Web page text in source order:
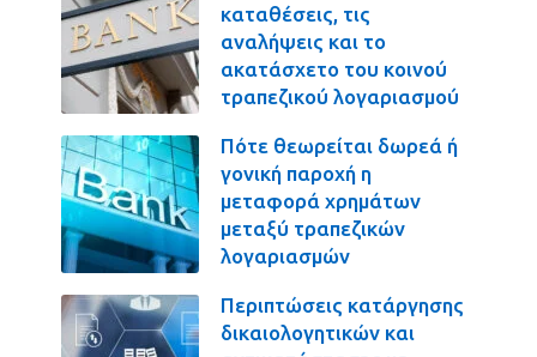
καταθέσεις, τις
αναλήψεις και το
ακατάσχετο του κοινού
τραπεζικού λογαριασμού
Πότε θεωρείται δωρεά ή
γονική παροχή η
μεταφορά χρημάτων
μεταξύ τραπεζικών
λογαριασμών
Περιπτώσεις κατάργησης
δικαιολογητικών και